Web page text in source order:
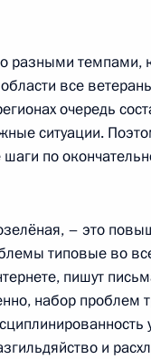
комиссией
Сочи
разными темпами,
все
очередь
ситуации.
по
– это
типовые во
пишут
набор проблем
и